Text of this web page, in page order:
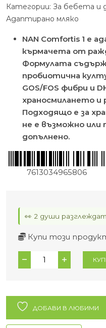
Категории: За бебета и
Адаптирано мляко
NAN Comfortis 1 е
кърмачета от
Формулата
пробиотична
GOS/FOS фибри и
храносмилането
Подходящо е за
не е възможно или
допълнено.
7613034965806
👀 2 души
Купи този
количество
за
Мляко
ДОБАВИ В ЛЮБИМИ